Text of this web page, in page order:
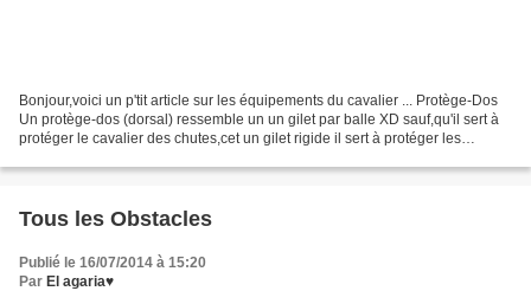
Bonjour,voici un p'tit article sur les équipements du cavalier ... Protège-Dos
Un protège-dos (dorsal) ressemble un un gilet par balle XD sauf,qu'il sert à
protéger le cavalier des chutes,cet un gilet rigide il sert à protéger les
Tous les Obstacles
Publié le 16/07/2014 à 15:20
Par El agaria♥